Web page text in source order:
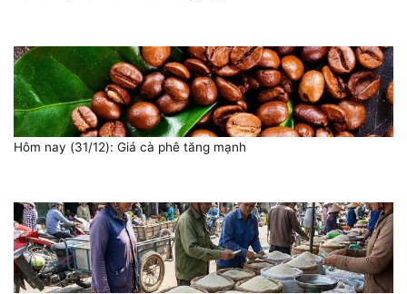
Hôm nay (31/12): Giá cà phê tăng mạnh